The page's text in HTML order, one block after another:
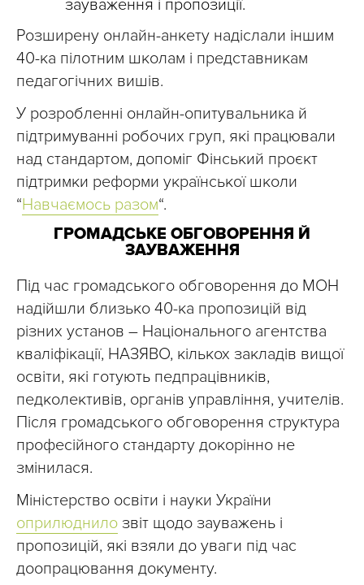
зауваження і пропозиції.
Розширену онлайн-анкету надіслали іншим
40-ка пілотним школам і представникам
педагогічних вишів.
У розробленні онлайн-опитувальника й
підтримуванні робочих груп, які працювали
над стандартом, допоміг Фінський проєкт
підтримки реформи української школи
“Навчаємось разом“.
ГРОМАДСЬКЕ ОБГОВОРЕННЯ Й
ЗАУВАЖЕННЯ
Під час громадського обговорення до МОН
надійшли близько 40-ка пропозицій від
різних установ – Національного агентства
кваліфікації, НАЗЯВО, кількох закладів вищої
освіти, які готують педпрацівників,
педколективів, органів управління, учителів.
Після громадського обговорення структура
професійного стандарту докорінно не
змінилася.
Міністерство освіти і науки України
оприлюднило звіт щодо зауважень і
пропозицій, які взяли до уваги під час
доопрацювання документу.